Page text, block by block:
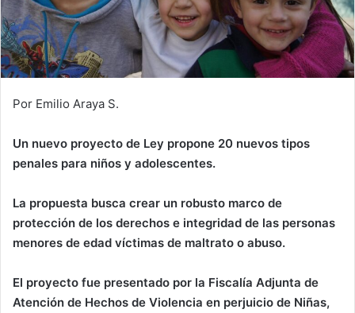
Por Emilio Araya S.
Un nuevo proyecto de Ley propone 20 nuevos tipos
penales para niños y adolescentes.
La propuesta busca crear un robusto marco de
protección de los derechos e integridad de las personas
menores de edad víctimas de maltrato o abuso.
El proyecto fue presentado por la Fiscalía Adjunta de
Atención de Hechos de Violencia en perjuicio de Niñas,